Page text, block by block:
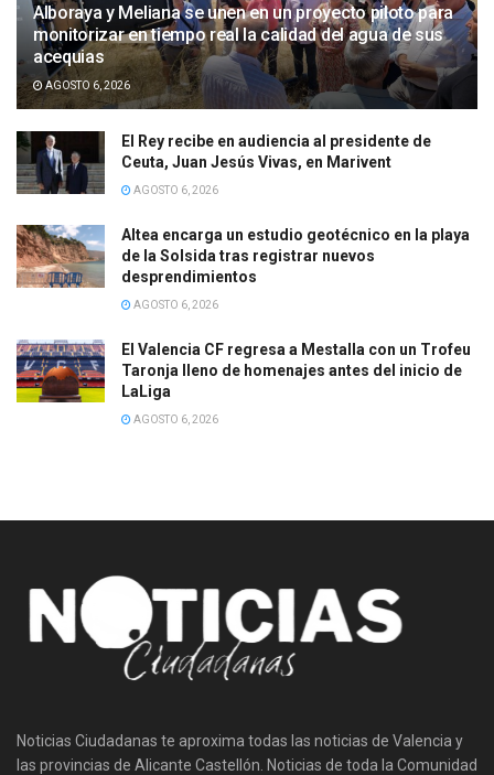
Alboraya y Meliana se unen en un proyecto piloto para
monitorizar en tiempo real la calidad del agua de sus
acequias
AGOSTO 6, 2026
El Rey recibe en audiencia al presidente de
Ceuta, Juan Jesús Vivas, en Marivent
AGOSTO 6, 2026
Altea encarga un estudio geotécnico en la playa
de la Solsida tras registrar nuevos
desprendimientos
AGOSTO 6, 2026
El Valencia CF regresa a Mestalla con un Trofeu
Taronja lleno de homenajes antes del inicio de
LaLiga
AGOSTO 6, 2026
Noticias Ciudadanas te aproxima todas las noticias de Valencia y
las provincias de Alicante Castellón. Noticias de toda la Comunidad